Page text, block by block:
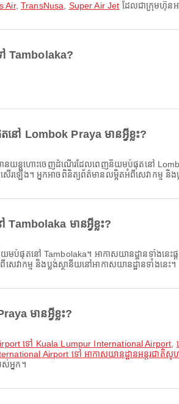
Air,TransNusa Super Air Jet ដែលជាក្រុមហ៊ុនអ
Tambolaka?
ៅ Lombok Praya មានអ្វីខ្លះ?
ានយន្តហោះចេញដំណើរដែលពេញនិយមបំផុតនៅ
សើរឡើង។ អ្នកអាចពិនិត្យព័ត៌មានលម្អិតអំពីសេវាកម្ម
មានអ្វីខ្លះ?
ផុតនៅ Tambolaka។ អាកាសយានដ្ឋានទាំងនេះផ្
វាកម្ម និងប្លង់ស្ថានីយនៅអាកាសយានដ្ឋានទាំងនេះ។
មានអ្វីខ្លះ?
ទៅ Kuala Lumpur International Airport
Airport ទៅ អាកាសយានដ្ឋានអន្តរជាតិ
ស់អ្នក។